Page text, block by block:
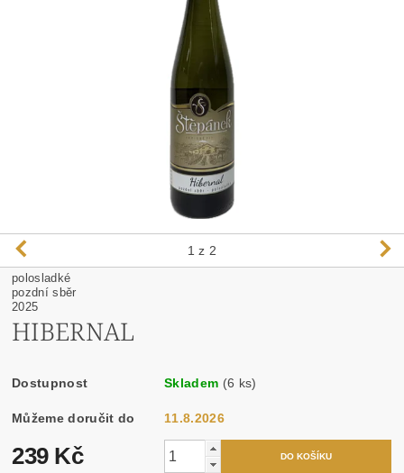
1 z 2
polosladké
pozdní sběr
2025
HIBERNAL
Dostupnost Skladem (6 ks)
Můžeme doručit do 11.8.2026
239 Kč